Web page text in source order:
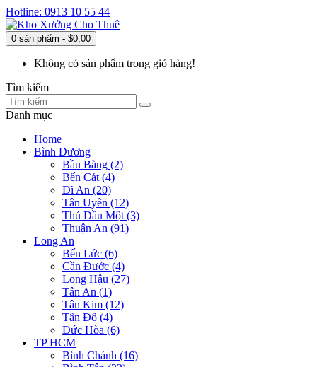
Hotline: 0913 10 55 44
0 sản phẩm - $0,00
Không có sản phẩm trong giỏ hàng!
Tìm kiếm
Danh mục
Home
Bình Dương
Bầu Bàng (2)
Bến Cát (4)
Dĩ An (20)
Tân Uyên (12)
Thủ Dầu Một (3)
Thuận An (91)
Long An
Bến Lức (6)
Cần Đước (4)
Long Hậu (27)
Tân An (1)
Tân Kim (12)
Tân Đô (4)
Đức Hòa (6)
TP HCM
Bình Chánh (16)